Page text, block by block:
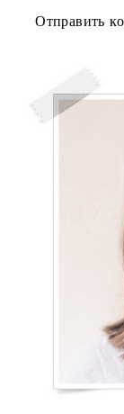
Отправить